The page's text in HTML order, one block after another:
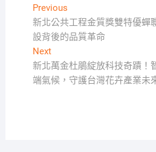
文
章
導
覽
PreviousPrevious
post:
新北公共工程金質獎雙特優蟬
設背後的品質革命
NextNext
post:
新北萬金杜鵑綻放科技奇蹟！
端氣候，守護台灣花卉產業未